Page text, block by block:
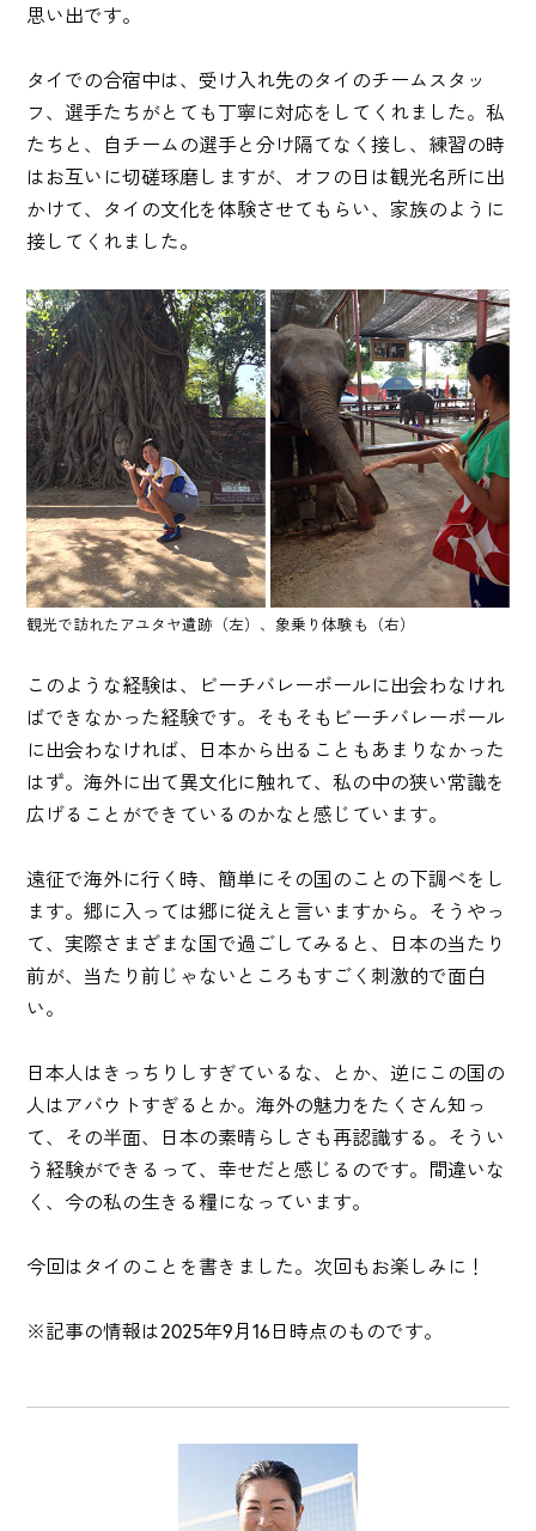
思い出です。
タイでの合宿中は、受け入れ先のタイのチームスタッ
フ、選手たちがとても丁寧に対応をしてくれました。私
たちと、自チームの選手と分け隔てなく接し、練習の時
はお互いに切磋琢磨しますが、オフの日は観光名所に出
かけて、タイの文化を体験させてもらい、家族のように
接してくれました。
観光で訪れたアユタヤ遺跡（左）、象乗り体験も（右）
このような経験は、ビーチバレーボールに出会わなけれ
ばできなかった経験です。そもそもビーチバレーボール
に出会わなければ、日本から出ることもあまりなかった
はず。海外に出て異文化に触れて、私の中の狭い常識を
広げることができているのかなと感じています。
遠征で海外に行く時、簡単にその国のことの下調べをし
ます。郷に入っては郷に従えと言いますから。そうやっ
て、実際さまざまな国で過ごしてみると、日本の当たり
前が、当たり前じゃないところもすごく刺激的で面白
い。
日本人はきっちりしすぎているな、とか、逆にこの国の
人はアバウトすぎるとか。海外の魅力をたくさん知っ
て、その半面、日本の素晴らしさも再認識する。そうい
う経験ができるって、幸せだと感じるのです。間違いな
く、今の私の生きる糧になっています。
今回はタイのことを書きました。次回もお楽しみに！
※記事の情報は2025年9月16日時点のものです。